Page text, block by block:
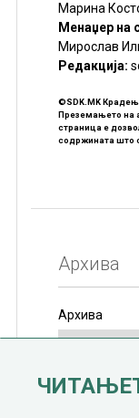
Марина
Менаџер на
Мирослав
Редакцијa:
©SDK.MK
Преземањето на
страница е
содржината што
Архива
Архива